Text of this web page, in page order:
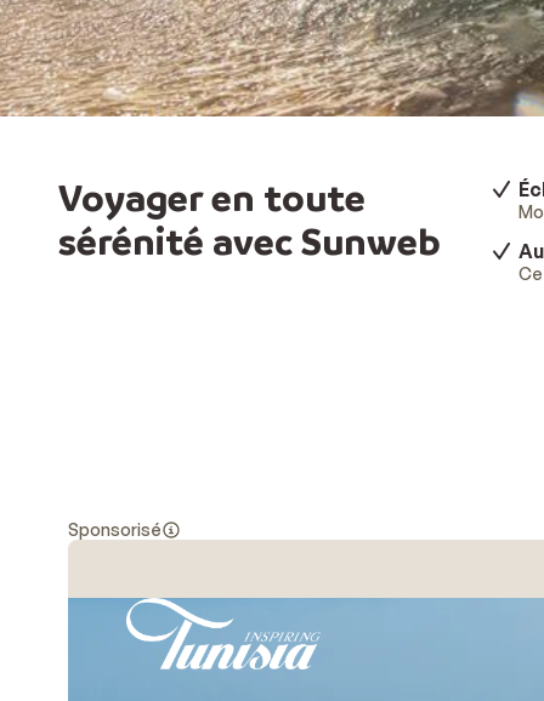
Voyager en toute
sérénité avec Sunweb
Sponsorisé